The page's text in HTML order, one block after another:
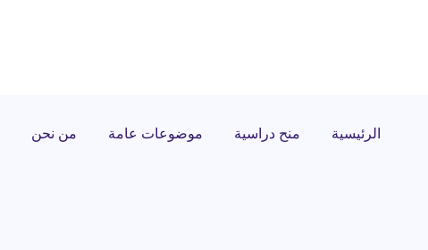
الرئيسية منح دراسية موضوعات عامة من نحن